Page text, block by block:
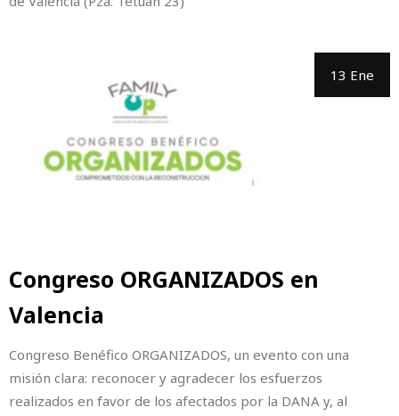
13 Ene
Congreso ORGANIZADOS en
Valencia
Congreso Benéfico ORGANIZADOS, un evento con una
misión clara: reconocer y agradecer los esfuerzos
realizados en favor de los afectados por la DANA y, al